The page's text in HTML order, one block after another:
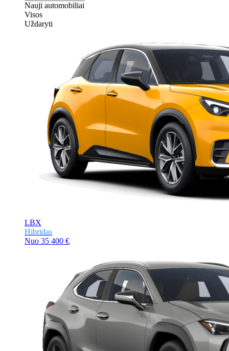
Nauji automobiliai
Visos
Uždaryti
LBX
Hibridas
Nuo 35 400 €